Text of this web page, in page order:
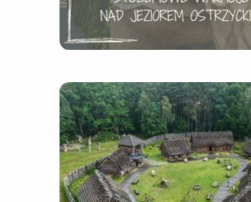
rejsy wędkarskie
rejsy wycieczkowe
riksze i inne pojazdy
romantyczne
rozmaitości
sale weselne i
samochody zabytkowe, retro
skateparki
ski skiring
skoki spadochronowe
skutery